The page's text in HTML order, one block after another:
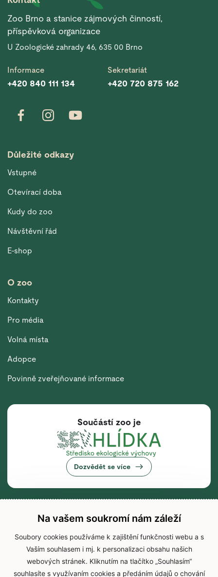
Zoo Brno a stanice zájmových činností,
příspěvková organizace
U Zoologické zahrady 46, 635 00 Brno
Informace
+420 840 111 134
Sekretariát
+420 720 875 162
Důležité odkazy
Vstupné
Otevírací doba
Kudy do zoo
Návštěvní řád
E-shop
O zoo
Kontakty
Pro média
Volná místa
Adopce
Povinně zveřejňované informace
Součástí zoo je
Dozvědět se více
Na vašem soukromí nám záleží
Soubory cookies používáme k zajištění funkčnosti webu a s
Vaším souhlasem i mj. k personalizaci obsahu našich
webových stránek. Kliknutím na tlačítko „Souhlasím“
souhlasíte s využívaním cookies a předáním údajů o chování